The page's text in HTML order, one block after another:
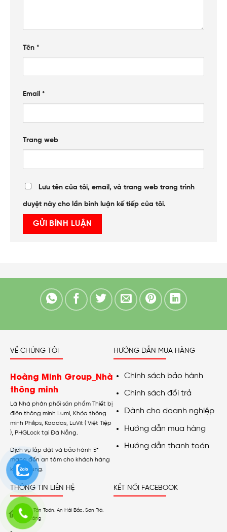
Tên *
Email *
Trang web
Lưu tên của tôi, email, và trang web trong trình
duyệt này cho lần bình luận kế tiếp của tôi.
VỀ CHÚNG TÔI
Hoàng Minh Group_Nhà
thông minh
Là Nhà phân phối sản phẩm Thiết bị
điện thông minh Lumi, Khóa thông
minh Philips, Kaadas, LuVit ( Việt Tiệp
), PHGLock tại Đà Nẵng.
Dịch vụ lắp đặt và bảo hành 5*
mang đến an tâm cho khách hàng
khi sử dụng.
HƯỚNG DẪN MUA HÀNG
Chính sách bảo hành
Chính sách đổi trả
Dành cho doanh nghiệp
Hướng dẫn mua hàng
Hướng dẫn thanh toán
THÔNG TIN LIÊN HỆ
01 Lê Tấn Toán, An Hải Bắc, Sơn Trà,
Đà Nẵng
KẾT NỐI FACEBOOK